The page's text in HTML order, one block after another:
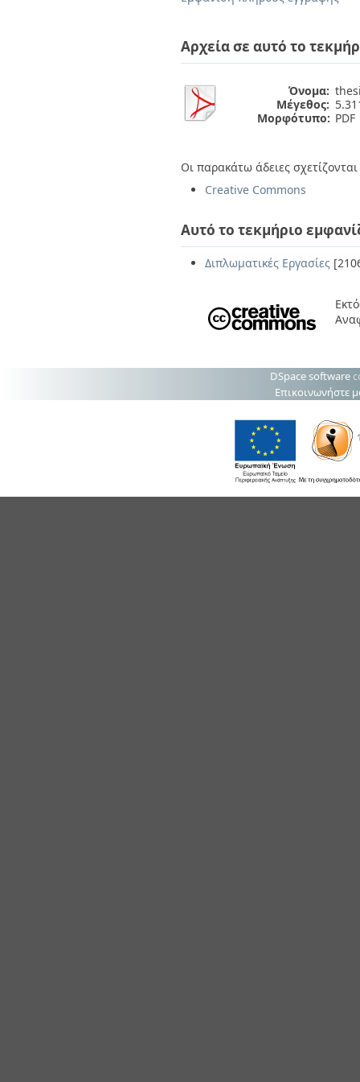
Αρχεία σε αυτό το
Όνομα:
Μέγεθος:
Μορφότυπο: PDF
Οι παρακάτω άδειες
Creative Commons
Αυτό το τεκμήριο
Διπλωματικές Εργασίες
DSpace software
Επικοινωνήστε